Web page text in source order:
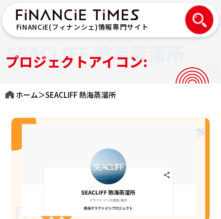
FiNANCiE(フィナンシェ)情報専門サイト
プロジェクトアイコン:
SEACLIFF 熱海蒸溜所
ホーム＞SEACLIFF 熱海蒸溜所